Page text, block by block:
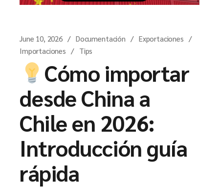
June 10, 2026 Documentación
Exportaciones
Importaciones
Tips
Cómo importar
desde China a
Chile en 2026:
Introducción guía
rápida